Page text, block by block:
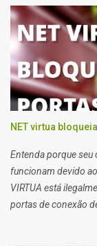
usar o pendrive de
do Windows 10.
NET virtua
Entenda porque seu
funcionam devido
VIRTUA está
portas de conexão